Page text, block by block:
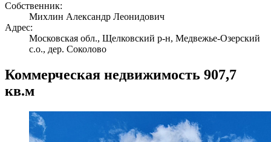
Собственник:
Михлин Александр Леонидович
Адрес:
Московская обл., Щелковский р-н, Медвежье-Озерский
с.о., дер. Соколово
Коммерческая недвижимость 907,7
кв.м